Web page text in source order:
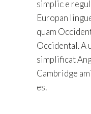
simplic e
Europan
quam
Occidental. A
simplificat
Cambridge
es.